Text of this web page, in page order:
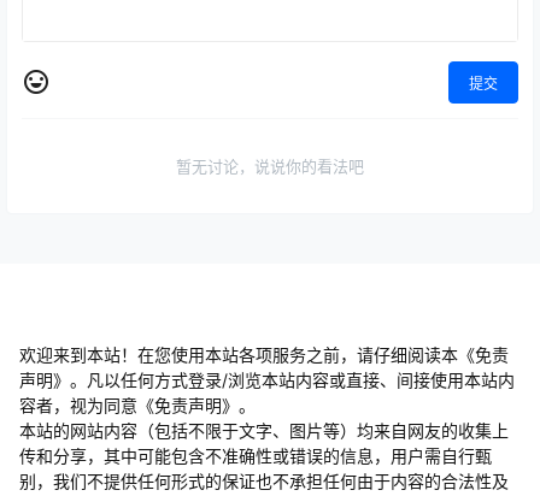
提交
暂无讨论，说说你的看法吧
欢迎来到本站！在您使用本站各项服务之前，请仔细阅读本《免责
声明》。凡以任何方式登录/浏览本站内容或直接、间接使用本站内
容者，视为同意《免责声明》。
本站的网站内容（包括不限于文字、图片等）均来自网友的收集上
传和分享，其中可能包含不准确性或错误的信息，用户需自行甄
别，我们不提供任何形式的保证也不承担任何由于内容的合法性及